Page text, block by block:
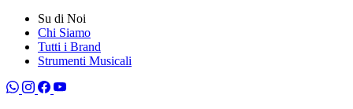
Su di Noi
Chi Siamo
Tutti i Brand
Strumenti Musicali